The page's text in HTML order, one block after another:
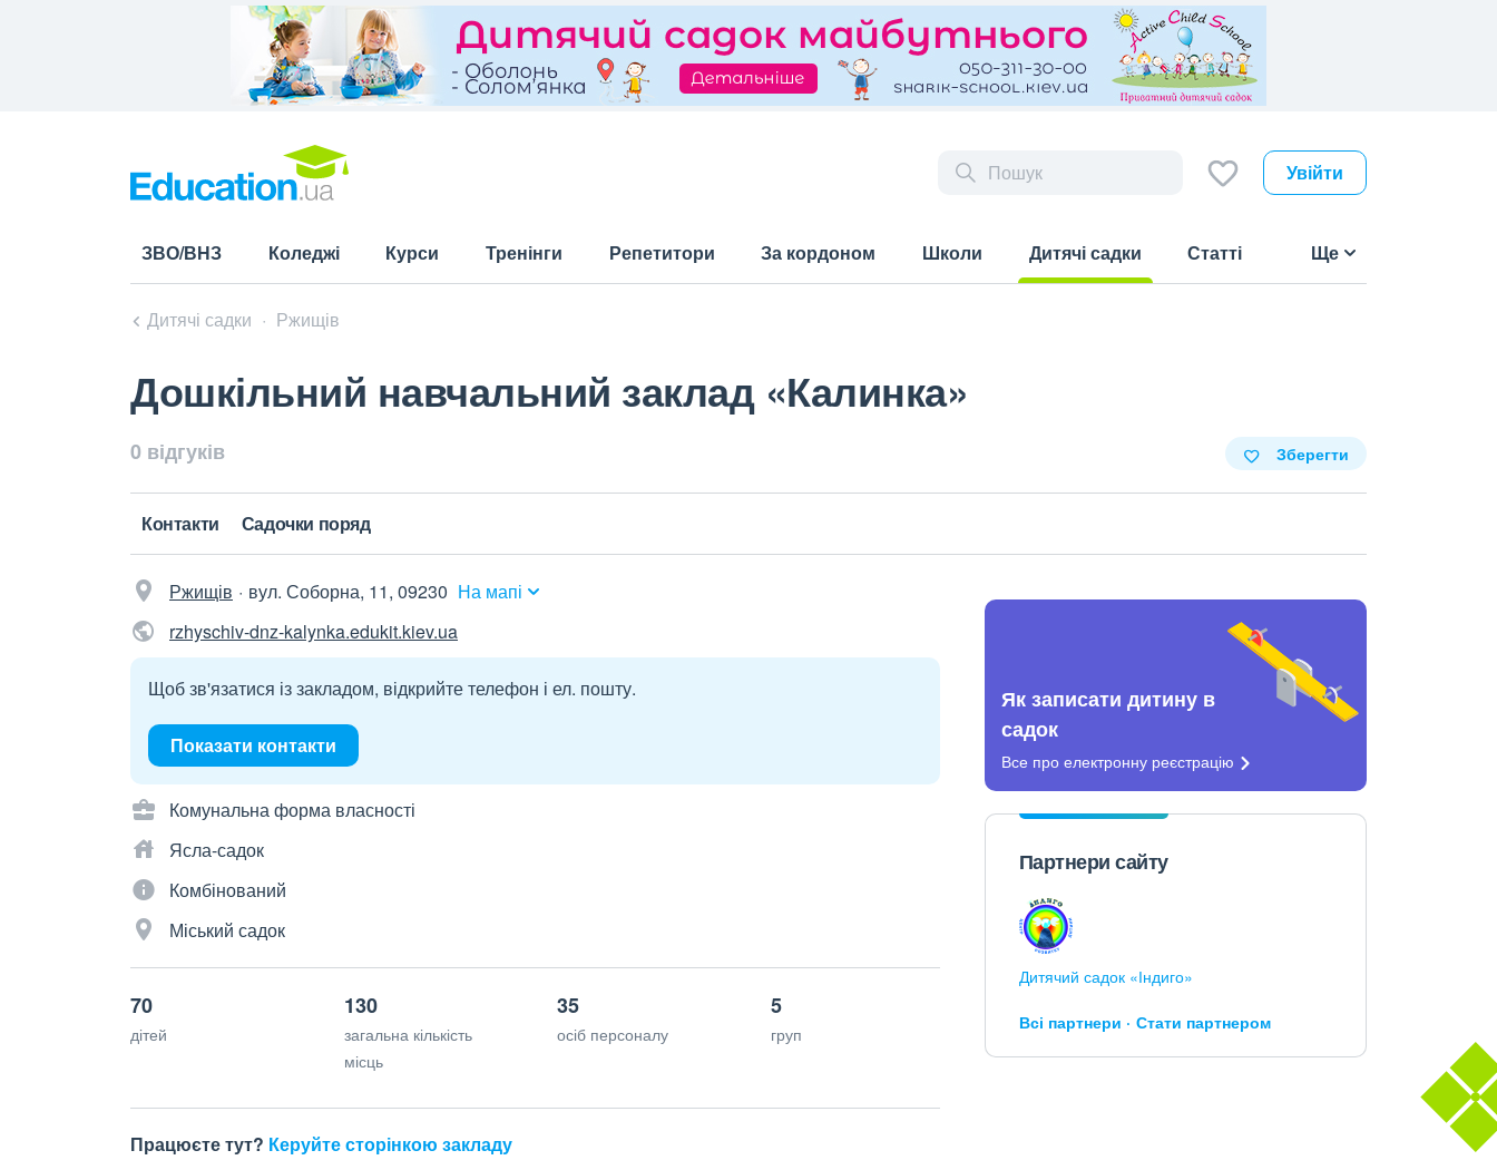
Увійти
ЗВО/ВНЗ Коледжі Курси Тренінги Репетитори За кордоном Школи
Дитячі садки
Статті Ще
Дитячі садки Ржищів
Дошкільний навчальний заклад «Калинка»
0 відгуків Зберегти
Контакти Садочки поряд
Ржищів вул. Соборна, 11, 09230 На мапі
rzhyschiv-dnz-kalynka.edukit.kiev.ua
Щоб зв'язатися із закладом, відкрийте телефон і ел. пошту.
Показати контакти
Комунальна форма власності
Ясла-садок
Комбінований
Міський садок
70
дітей
130
загальна кількість
місць
35
осіб персоналу
5
груп
Працюєте тут? Керуйте сторінкою закладу
Як записати дитину в
садок
Все про електронну реєстрацію
Партнери сайту
Дитячий садок «Індиго»
Всі партнери Стати партнером